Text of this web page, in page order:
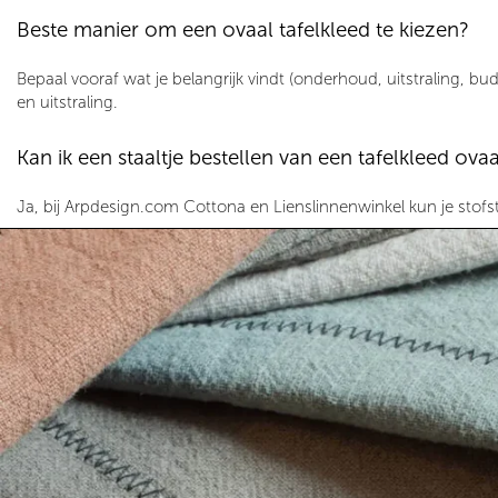
Beste manier om een ovaal tafelkleed te kiezen?
Bepaal vooraf wat je belangrijk vindt (onderhoud, uitstraling,
en uitstraling.
Kan ik een staaltje bestellen van een tafelkleed
Ja, bij Arpdesign.com Cottona en Lienslinnenwinkel kun je